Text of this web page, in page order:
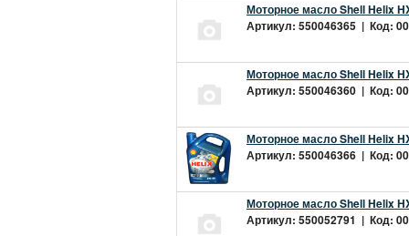
Моторное масло Shell Helix
Артикул: 550046365 | Код:
Моторное масло Shell Helix
Артикул: 550046360 | Код:
Моторное масло Shell Helix
Артикул: 550046366 | Код:
Моторное масло Shell Helix
Артикул: 550052791 | Код: